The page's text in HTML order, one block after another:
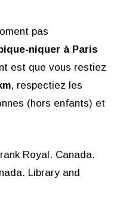
pas
niquer à Paris
est que vous restiez
, respectiez les
(hors enfants) et
Royal. Canada.
Library and